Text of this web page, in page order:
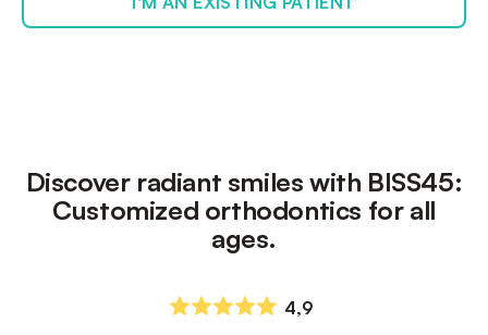
Discover radiant smiles with BISS45:
Customized orthodontics for all
ages.
4,9